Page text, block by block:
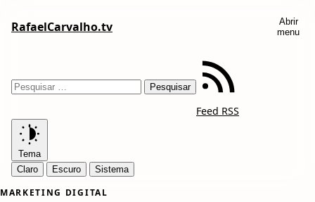
RafaelCarvalho.tv
Abrir
menu
Feed RSS
Tema
Claro
Escuro Sistema
MARKETING DIGITAL